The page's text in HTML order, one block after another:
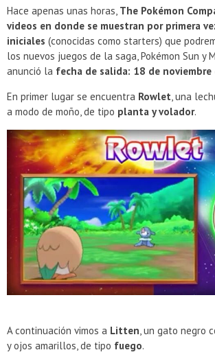
Hace apenas unas horas, The Pokémon
videos en donde se muestran por primera
iniciales (conocidas como starters) que
los nuevos juegos de la saga, Pokémon Sun y
anunció la fecha de salida: 18 de noviembre
En primer lugar se encuentra Rowlet, una
a modo de moño, de tipo planta y volador.
A continuación vimos a Litten, un gato negro
y ojos amarillos, de tipo fuego.